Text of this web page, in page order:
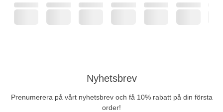
Nyhetsbrev
Prenumerera på vårt nyhetsbrev och få 10% rabatt på din första
order!